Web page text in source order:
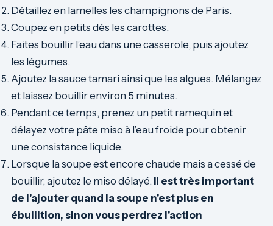
Détaillez en lamelles les champignons de Paris.
Coupez en petits dés les carottes.
Faites bouillir l’eau dans une casserole, puis ajoutez
les légumes.
Ajoutez la sauce tamari ainsi que les algues. Mélangez
et laissez bouillir environ 5 minutes.
Pendant ce temps, prenez un petit ramequin et
délayez votre pâte miso à l’eau froide pour obtenir
une consistance liquide.
Lorsque la soupe est encore chaude mais a cessé de
bouillir, ajoutez le miso délayé. Il est très important
de l’ajouter quand la soupe n’est plus en
ébullition, sinon vous perdrez l’action